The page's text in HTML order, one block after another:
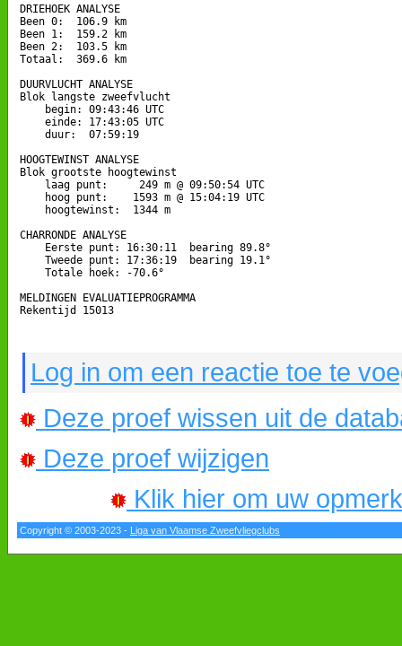
DRIEHOEK ANALYSE
Been 0:  106.9 km
Been 1:  159.2 km
Been 2:  103.5 km
Totaal:  369.6 km
DUURVLUCHT ANALYSE
Blok langste zweefvlucht
    begin: 09:43:46 UTC
    einde: 17:43:05 UTC
    duur:  07:59:19
HOOGTEWINST ANALYSE
Blok grootste hoogtewinst
    laag punt:     249 m @ 09:50:54 UTC
    hoog punt:    1593 m @ 15:04:19 UTC
    hoogtewinst:  1344 m
CHARRONDE ANALYSE
    Eerste punt: 16:30:11  bearing 89.8°
    Tweede punt: 17:36:19  bearing 19.1°
    Totale hoek: -70.6°
MELDINGEN EVALUATIEPROGRAMMA
Rekentijd 15013
Log in om een reactie toe te
Deze proef wissen uit de
Deze proef wijzigen
Klik hier om uw
Copyright © 2003-2023 - Liga van Vlaamse Zweefvliegclubs